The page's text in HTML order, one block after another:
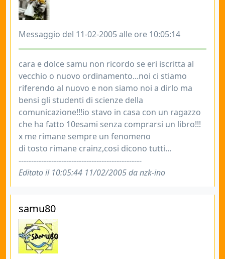
Messaggio del 11-02-2005 alle ore 10:05:14
cara e dolce samu non ricordo se eri iscritta al
vecchio o nuovo ordinamento...noi ci stiamo
riferendo al nuovo e non siamo noi a dirlo ma
bensi gli studenti di scienze della
comunicazione!!!io stavo in casa con un ragazzo
che ha fatto 10esami senza comprarsi un libro!!!
x me rimane sempre un fenomeno
di tosto rimane crainz,cosi dicono tutti...
-------------------------------------------------
Editato il 10:05:44 11/02/2005 da nzk-ino
samu80